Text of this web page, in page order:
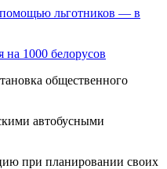
льготников — в
на 1000 белорусов
автобусными
при планировании своих